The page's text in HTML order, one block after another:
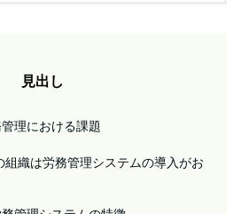
見出し
理における課題
織は労務管理システムの導入がお